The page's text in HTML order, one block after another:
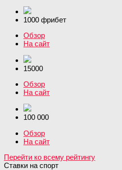
1000 фрибет
Обзор
На сайт
15000
Обзор
На сайт
100 000
Обзор
На сайт
Перейти ко всему рейтингу
Ставки на спорт